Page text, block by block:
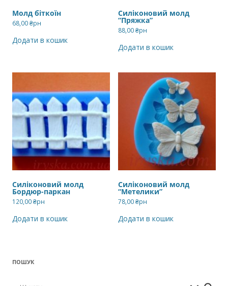
Молд біткоїн
68,00₴рн
Додати в кошик
Силіконовий молд
“Пряжка”
88,00₴рн
Додати в кошик
Силіконовий молд
Бордюр-паркан
120,00₴рн
Додати в кошик
Силіконовий молд
“Метелики”
78,00₴рн
Додати в кошик
ПОШУК